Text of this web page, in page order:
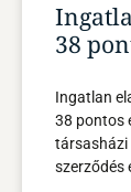
38
Ingatlan
38 pontos
társasházi
szerződés